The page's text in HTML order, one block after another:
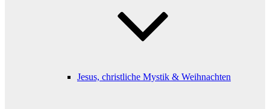
Jesus, christliche Mystik & Weihnachten